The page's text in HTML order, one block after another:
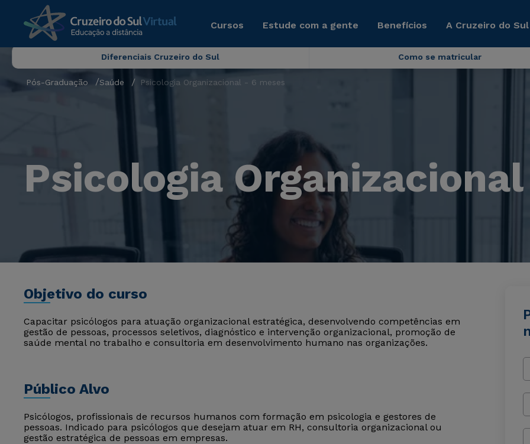
Cursos Estude com a gente Benefícios A Cruzeiro do
Diferenciais Cruzeiro do Sul Como se matricular
Pós-Graduação Saúde Psicologia Organizacional - 6 meses
Psicologia
Objetivo do curso
Capacitar psicólogos para atuação organizacional estratégica, desenvolvendo competências em
gestão de pessoas, processos seletivos, diagnóstico e intervenção organizacional, promoção de
saúde mental no trabalho e consultoria em desenvolvimento humano nas organizações.
Público Alvo
Psicólogos, profissionais de recursos humanos com formação em psicologia e gestores de
pessoas. Indicado para psicólogos que desejam atuar em RH, consultoria organizacional ou
gestão estratégica de pessoas em empresas.